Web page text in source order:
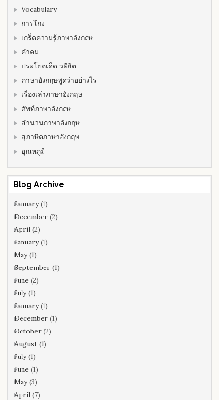
Vocabulary
การโกง
เกร็ดความรู้ภาษาอังกฤษ
คำคม
ประโยคเด็ด วลีฮิต
ภาษาอังกฤษพูดว่าอย่างไร
เรื่องเล่าภาษาอังกฤษ
ศัพท์ภาษาอังกฤษ
สำนวนภาษาอังกฤษ
สุภาษิตภาษาอังกฤษ
อุณหภูมิ
Blog Archive
January(1)
December (2)
April (2)
January(1)
May(1)
September (1)
June (2)
July(1)
January(1)
December (1)
October (2)
August (1)
July(1)
June (1)
May(3)
April (7)